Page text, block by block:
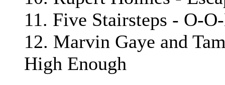
11. Five Stairsteps - O-
12. Marvin Gaye and
High Enough